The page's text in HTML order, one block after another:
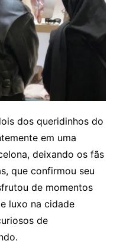
dos queridinhos do
em uma
deixando os fãs
que confirmou seu
de momentos
luxo na cidade
de